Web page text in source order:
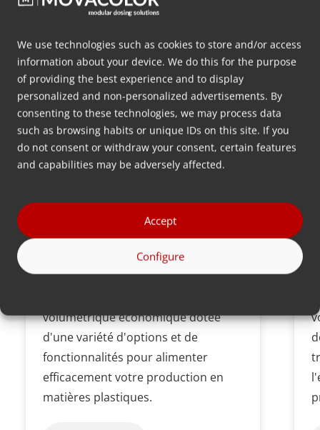
We use technologies such as cookies to store and/or access
information about your device. We do this for the purpose
of providing the best experience and to display
personalized and non-personalized advertisements. By
consenting to these technologies, we may process data
such as browsing habits or unique IDs on this site. If you
do not consent or withdraw your consent, certain features
and capabilities may be adversely affected.
Accept
Configure
MDS
MDS Volumetric Feeder
volumétrique économique dotée
d'une variété d'options et de
fonctionnalités pour alimenter
efficacement votre production en
matières plastiques.